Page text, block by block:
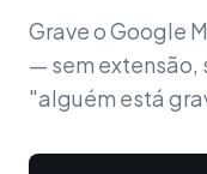
Grave o Google
— sem extensão,
"alguém está